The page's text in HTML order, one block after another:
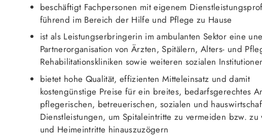
beschäftigt Fachpersonen mit eigenem
führend im Bereich der Hilfe und Pflege zu Hause
ist als Leistungserbringerin im ambulanten Sektor eine
Partnerorganisation von Ärzten, Spitälern, Alters- und
Rehabilitationskliniken sowie weiteren sozialen
bietet hohe Qualität, effizienten Mitteleinsatz und damit
kostengünstige Preise für ein breites, bedarfsgerechtes
pflegerischen, betreuerischen, sozialen und
Dienstleistungen, um Spitaleintritte zu vermeiden bzw. zu
und Heimeintritte hinauszuzögern